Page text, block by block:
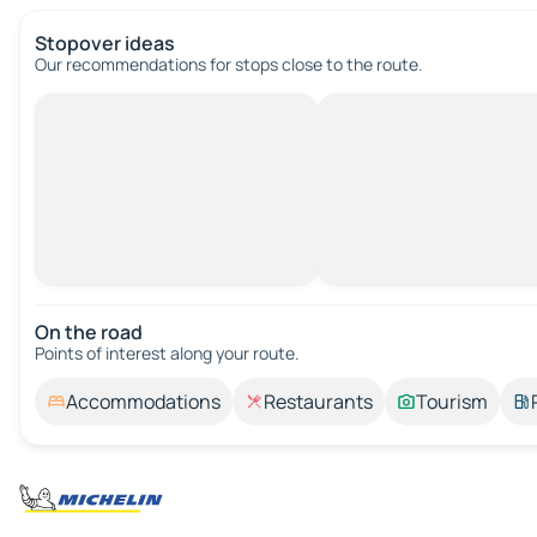
Stopover ideas
Our recommendations for stops close to the route.
On the road
Points of interest along your route.
Accommodations Restaurants Tourism